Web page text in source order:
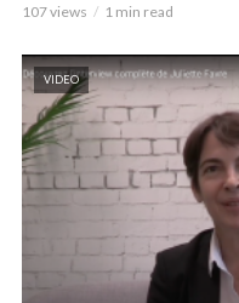
107 views 1 min read
VIDEO